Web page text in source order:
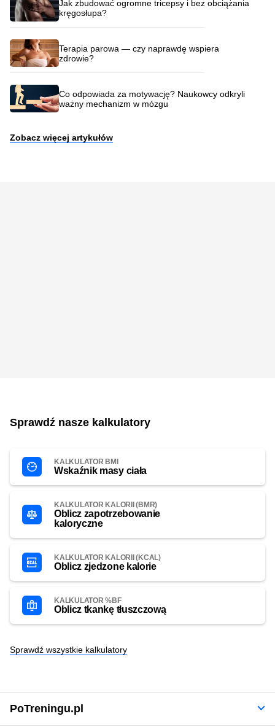
Jak zbudować ogromne tricepsy i bez obciążania
kręgosłupa?
Terapia parowa — czy naprawdę wspiera
zdrowie?
Co odpowiada za motywację? Naukowcy odkryli
ważny mechanizm w mózgu
Zobacz więcej artykułów
Sprawdź nasze kalkulatory
KALKULATOR BMI
Wskaźnik masy ciała
KALKULATOR KALORII (BMR)
Oblicz zapotrzebowanie
kaloryczne
KALKULATOR KALORII (KCAL)
Oblicz zjedzone kalorie
KALKULATOR %BF
Oblicz tkankę tłuszczową
Sprawdź wszystkie kalkulatory
PoTreningu.pl